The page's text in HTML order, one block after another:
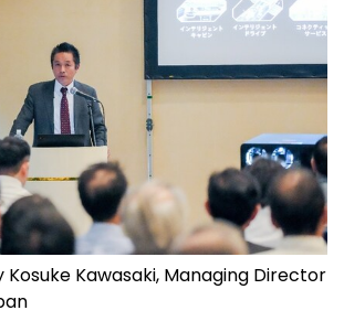
Kawasaki, Managing Director